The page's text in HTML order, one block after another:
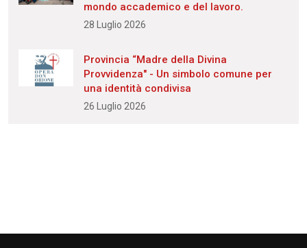
mondo accademico e del lavoro.
28 Luglio 2026
Provincia “Madre della Divina
Provvidenza" - Un simbolo comune per
una identità condivisa
26 Luglio 2026